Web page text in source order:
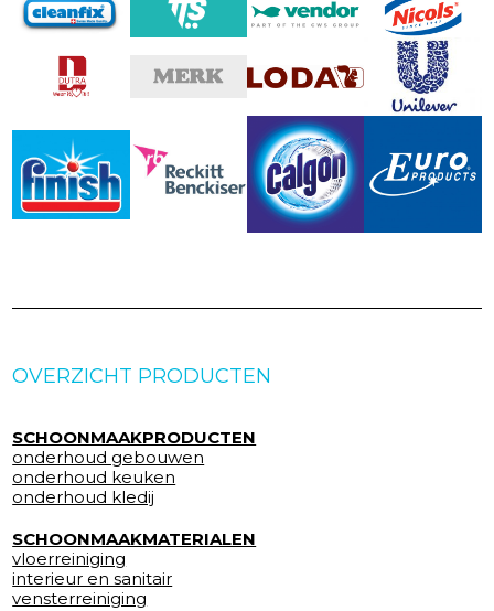
OVERZICHT PRODUCTEN
SCHOONMAAKPRODUCTEN
onderhoud gebouwen
onderhoud keuken
onderhoud kledij
SCHOONMAAKMATERIALEN
vloerreiniging
interieur en sanitair
vensterreiniging